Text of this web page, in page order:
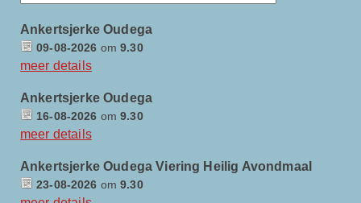
Ankertsjerke Oudega
09-08-2026 om9.30
meer details
Ankertsjerke Oudega
16-08-2026 om9.30
meer details
Ankertsjerke Oudega Viering Heilig Avondmaal
23-08-2026 om9.30